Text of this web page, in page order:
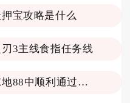
宝攻略是什么
3主线食指任务线
如何在攻城掠地88中顺利通过典韦关卡